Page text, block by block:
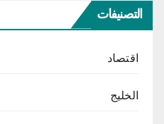
التصنيفات
اقتصاد
الخليج